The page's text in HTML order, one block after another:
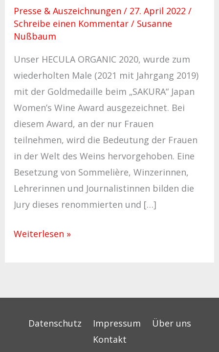
Presse & Auszeichnungen / 27. April 2022 /
Schreibe einen Kommentar / Susanne
Nußbaum
Unser HECULA ORGANIC 2020, wurde zum
wiederholten Male (2021 mit Jahrgang 2019)
mit der Goldmedaille beim „SAKURA“ Japan
Women’s Wine Award ausgezeichnet. Bei
diesem Award, an der nur Frauen
teilnehmen, wird die Bedeutung der Frauen
in der Welt des Weins hervorgehoben. Eine
Besetzung von Sommelière, Winzerinnen,
Lehrerinnen und Journalistinnen bilden die
Jury dieses renommierten und […]
Weiterlesen »
Datenschutz Impressum
Über uns
Kontakt